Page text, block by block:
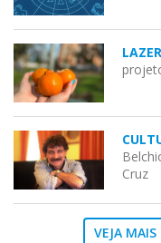
Cruz
VEJA MAIS